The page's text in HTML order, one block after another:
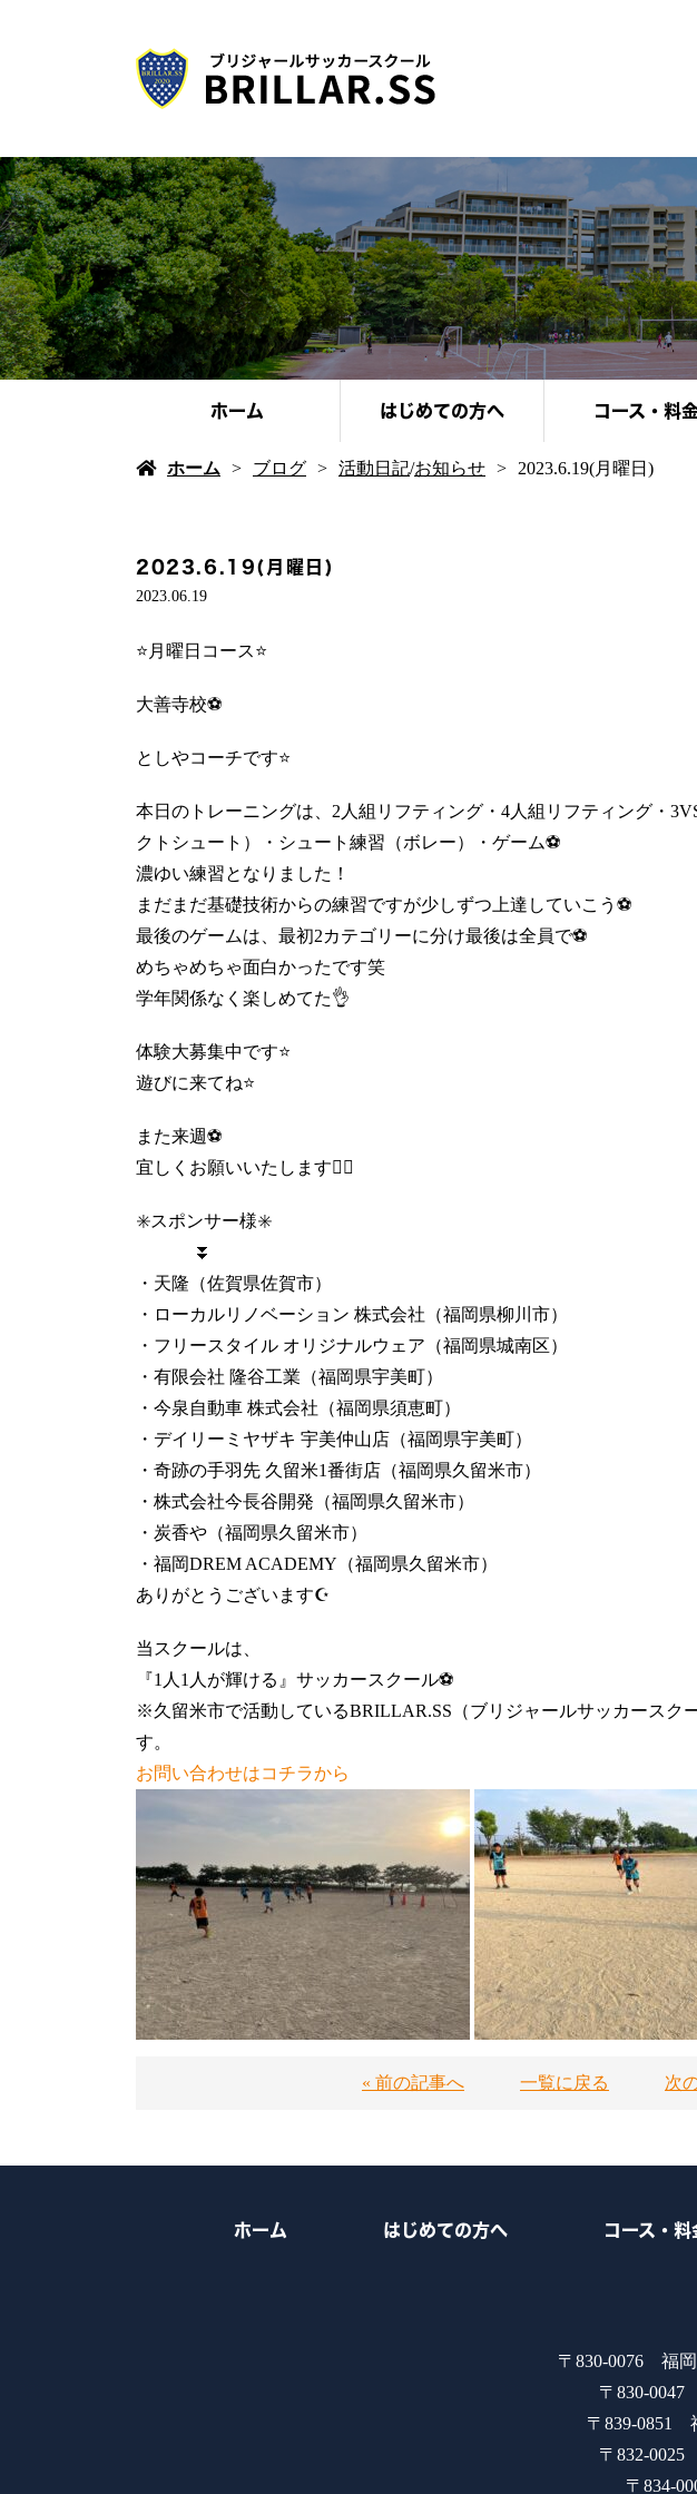
ホーム はじめての方へ コース・料
ホーム ブログ 活動日記/お知らせ 2023.6.19(月曜日)
2023.6.19(月曜日)
2023.06.19
⭐️月曜日コース⭐️
大善寺校⚽️
としやコーチです⭐️
本日のトレーニングは、2人組リフティング・4人組リフティング・
クトシュート）・シュート練習（ボレー）・ゲーム⚽️
濃ゆい練習となりました！
まだまだ基礎技術からの練習ですが少しずつ上達していこう⚽️
最後のゲームは、最初2カテゴリーに分け最後は全員で⚽️
めちゃめちゃ面白かったです笑
学年関係なく楽しめてた👌
体験大募集中です⭐️
遊びに来てね⭐️
また来週⚽️
宜しくお願いいたします🙇‍♀️
✳️スポンサー様✳️
⏬
・天隆（佐賀県佐賀市）
・ローカルリノベーション 株式会社（福岡県柳川市）
・フリースタイル オリジナルウェア（福岡県城南区）
・有限会社 隆谷工業（福岡県宇美町）
・今泉自動車 株式会社（福岡県須恵町）
・デイリーミヤザキ 宇美仲山店（福岡県宇美町）
・奇跡の手羽先 久留米1番街店（福岡県久留米市）
・株式会社今長谷開発（福岡県久留米市）
・炭香や（福岡県久留米市）
・福岡DREM ACADEMY（福岡県久留米市）
ありがとうございます☪️
当スクールは、
『1人1人が輝ける』サッカースクール⚽️
※久留米市で活動しているBRILLAR.SS（ブリジャールサッカースク
す。
お問い合わせはコチラから
« 前の記事へ 一覧に戻る 次
ホーム はじめての方へ コース・料
〒830-0076 福
〒830-
〒839-0851
〒832-
〒834-